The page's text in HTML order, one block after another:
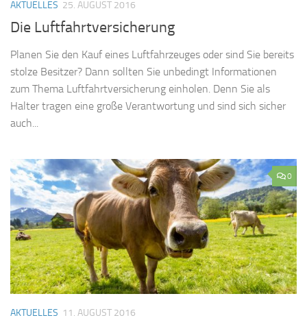
AKTUELLES 25. AUGUST 2016
Die Luftfahrtversicherung
Planen Sie den Kauf eines Luftfahrzeuges oder sind Sie bereits
stolze Besitzer? Dann sollten Sie unbedingt Informationen
zum Thema Luftfahrtversicherung einholen. Denn Sie als
Halter tragen eine große Verantwortung und sind sich sicher
auch...
0
AKTUELLES 11. AUGUST 2016